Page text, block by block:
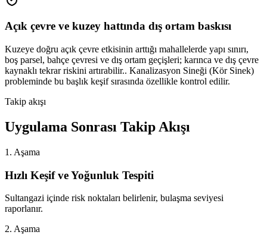
Açık çevre ve kuzey hattında dış ortam baskısı
Kuzeye doğru açık çevre etkisinin arttığı mahallelerde yapı sınırı,
boş parsel, bahçe çevresi ve dış ortam geçişleri; karınca ve dış çevre
kaynaklı tekrar riskini artırabilir.. Kanalizasyon Sineği (Kör Sinek)
probleminde bu başlık keşif sırasında özellikle kontrol edilir.
Takip akışı
Uygulama Sonrası Takip Akışı
1. Aşama
Hızlı Keşif ve Yoğunluk Tespiti
Sultangazi içinde risk noktaları belirlenir, bulaşma seviyesi
raporlanır.
2. Aşama